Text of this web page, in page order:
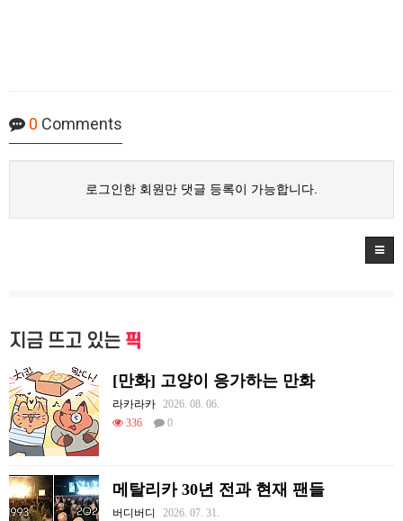
0 Comments
로그인한 회원만 댓글 등록이 가능합니다.
지금 뜨고 있는 픽
[만화] 고양이 응가하는 만화
라카라카 2026. 08. 06.
336
0
메탈리카 30년 전과 현재 팬들
버디버디
2026. 07. 31.